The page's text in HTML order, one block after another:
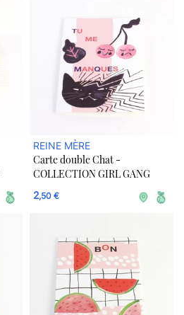
REINE MÈRE
Carte double Chat -
COLLECTION GIRL GANG
2,50 €